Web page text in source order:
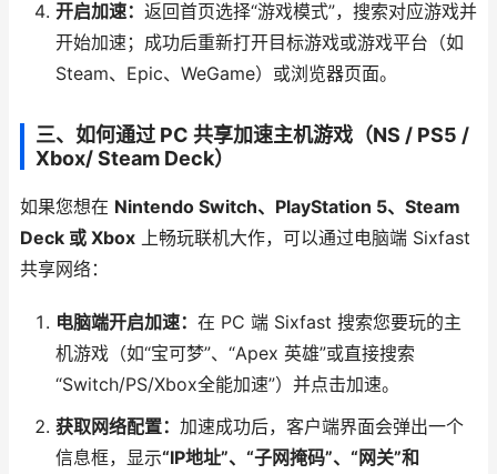
开启加速： 返回首页选择“游戏模式”，搜索对应游戏并
开始加速；成功后重新打开目标游戏或游戏平台（如
Steam、Epic、WeGame）或浏览器页面。
三、如何通过 PC 共享加速主机游戏（NS / PS5 /
Xbox/ Steam Deck）
如果您想在 Nintendo Switch、PlayStation 5、Steam
Deck 或 Xbox 上畅玩联机大作，可以通过电脑端 Sixfast
共享网络：
电脑端开启加速： 在 PC 端 Sixfast 搜索您要玩的主
机游戏（如“宝可梦”、“Apex 英雄”或直接搜索
“Switch/PS/Xbox全能加速”）并点击加速。
获取网络配置： 加速成功后，客户端界面会弹出一个
信息框，显示“IP地址”、“子网掩码”、“网关”和